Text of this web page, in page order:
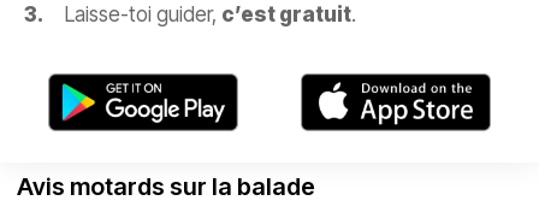
Laisse-toi guider, c’est gratuit.
Avis motards sur la balade